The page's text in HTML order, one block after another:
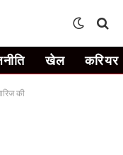
खेल करियर
की